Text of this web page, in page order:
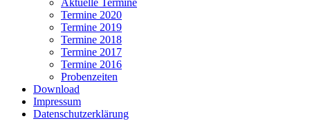
Aktuelle Termine
Termine 2020
Termine 2019
Termine 2018
Termine 2017
Termine 2016
Probenzeiten
Download
Impressum
Datenschutzerklärung